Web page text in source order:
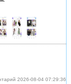
2026-08-04 07:29:36